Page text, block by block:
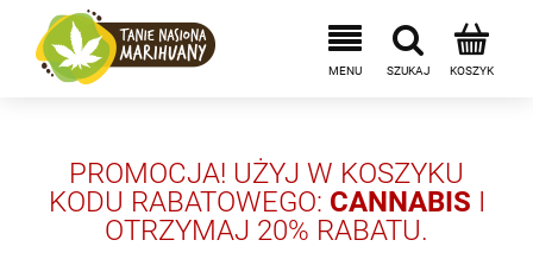
PROMOCJA! UŻYJ W KOSZYKU
KODU RABATOWEGO: CANNABIS I
OTRZYMAJ 20% RABATU.